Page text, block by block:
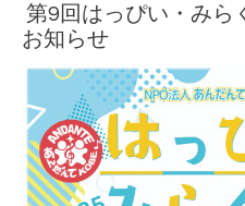
第9回はっぴい・みら
お知らせ